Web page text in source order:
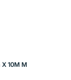
10M M